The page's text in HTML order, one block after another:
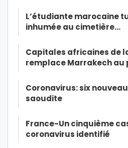
L’étudiante marocaine
inhumée au cimetière…
Capitales africaines de
remplace Marrakech au
Coronavirus: six
saoudite
France-Un cinquième
coronavirus identifié